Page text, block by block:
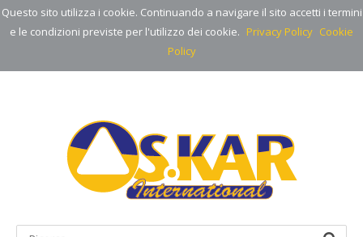
Questo sito utilizza i cookie. Continuando a navigare il sito accetti i termini
e le condizioni previste per l'utilizzo dei cookie. Privacy Policy Cookie
Policy